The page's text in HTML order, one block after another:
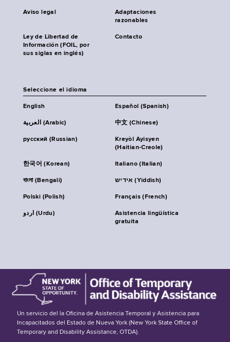
Aviso legal
Adaptaciones
razonables
Ley de Libertad de
Información (FOIL, por
sus siglas en inglés)
Contacto
Seleccione el idioma
English Español (Spanish)
العربية (Arabic) 中文 (Chinese)
русский (Russian)
Kreyòl Ayisyen
(Haitian-Creole)
한국어 (Korean) Italiano (Italian)
বাংলা (Bengali) אידיש (Yiddish)
Polski (Polish) Français (French)
اردو (Urdu)
Asistencia lingüística
gratuita
Un servicio del la Oficina de Asistencia Temporal y Asistencia para
Incapacitados del Estado de Nueva York (New York State Office of
Temporary and Disability Assistance, OTDA).